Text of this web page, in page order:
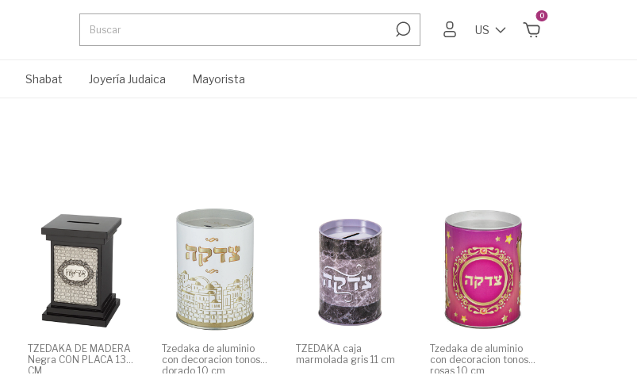
US
0
Shabat Joyería Judaica Mayorista
TZEDAKA DE MADERA
Negra CON PLACA 13
CM
Tzedaka de aluminio
con decoracion tonos
dorado 10 cm
TZEDAKA caja
marmolada gris 11 cm
Tzedaka de aluminio
con decoracion tonos
rosas 10 cm